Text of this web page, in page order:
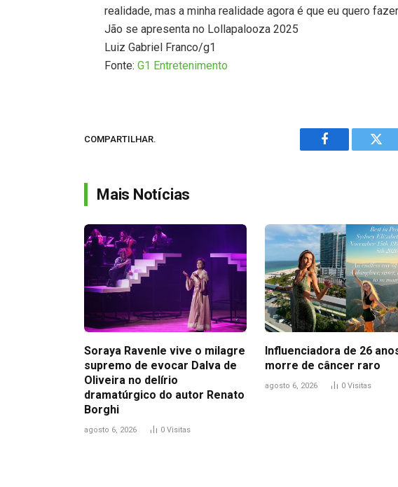
realidade, mas a minha realidade agora é que eu quero
Jão se apresenta no Lollapalooza 2025
Luiz Gabriel Franco/g1
Fonte:G1 Entretenimento
COMPARTILHAR.
Facebook
Mais Notícias
Soraya Ravenle vive o milagre
supremo de evocar Dalva de
Oliveira no delírio
dramatúrgico do autor Renato
Borghi
agosto 6, 2026 0 Visitas
Influenciadora de 26
morre de câncer raro
agosto 6, 2026 0 Visitas